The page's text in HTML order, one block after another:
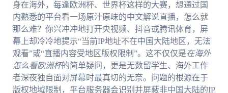
身在海外，每逢欧洲杯、世界杯这样的大赛，想通过国
内熟悉的平台看一场原汁原味的中文解说直播，怎么就
那么难？你兴冲冲地打开央视频、抖音或腾讯体育，屏
幕上却冷冷地提示“当前IP地址不在中国大陆地区，无法
观看”或“直播内容受地区版权限制”。这不仅仅是在海外
怎么看欧洲杯的简单疑问，更是无数留学生、海外工作
者深夜独自面对屏幕时最真切的无奈。问题的根源在于
版权地域限制，平台服务器会识别并屏蔽非中国大陆的IP